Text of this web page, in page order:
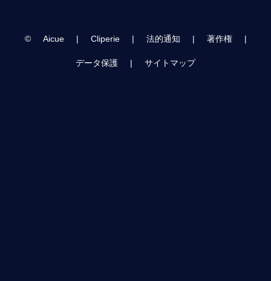
© Aicue | Cliperie | 法的通知 | 著作権 |
データ保護 | サイトマップ